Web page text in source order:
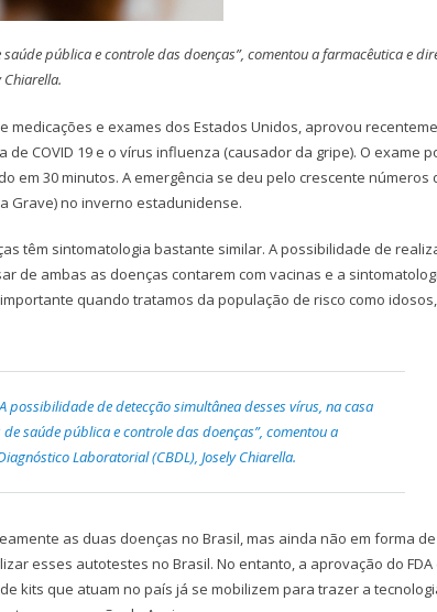
pública e controle das doenças”, comentou a farmacêutica e
medicações e exames dos Estados Unidos, aprovou
COVID 19 e o vírus influenza (causador da gripe). O exame
em 30 minutos. A emergência se deu pelo crescente números
Grave) no inverno estadunidense.
têm sintomatologia bastante similar. A possibilidade de
de ambas as doenças contarem com vacinas e a
quando tratamos da população de risco como idosos,
possibilidade de detecção simultânea desses vírus, na casa
saúde pública e controle das doenças”, comentou a
Laboratorial (CBDL), Josely Chiarella.
as duas doenças no Brasil, mas ainda não em forma de
esses autotestes no Brasil. No entanto, a aprovação do FDA
kits que atuam no país já se mobilizem para trazer a